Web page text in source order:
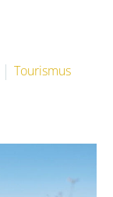
Tourismus